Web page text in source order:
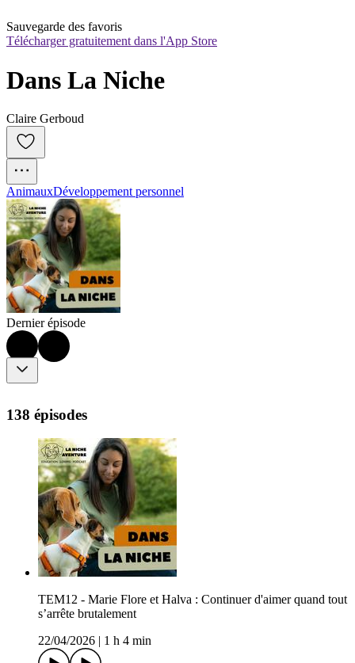
Sauvegarde des favoris
Télécharger gratuitement dans l'App Store
Dans La Niche
Claire Gerboud
AnimauxDéveloppement personnel
Dernier épisode
138 épisodes
TEM12 - Marie Flore et Halva : Continuer d'aimer quand tout
s’arrête brutalement
22/04/2026
1 h 4 min